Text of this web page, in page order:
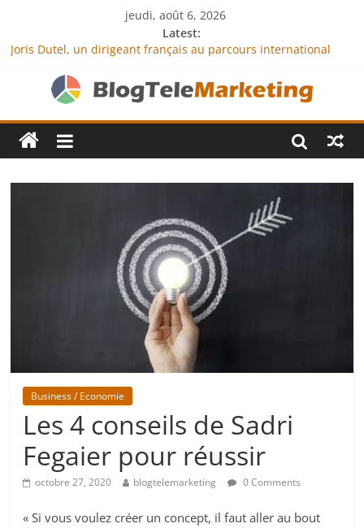
jeudi, août 6, 2026
Latest:
Joris Dutel, un dirigeant français au parcours international
Agria Assurance Animaux : comment l’entreprise se
démarque-t-elle de la concurrence ?
JCA Academy : l’excellence au service de l’indépendance
financière
Denis Bouclon : la diplomatie éducative comme moteur de
Next Terra International : des solutions logistiques au service
Business / Economie
Les 4 conseils de Sadri
Fegaier pour réussir
octobre 27, 2020 blogtelemarketing 0 Comments
« Si vous voulez créer un concept, il faut aller au bout